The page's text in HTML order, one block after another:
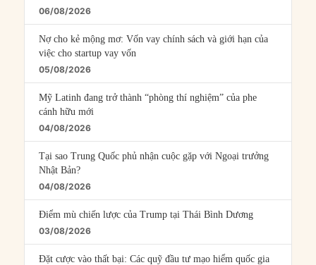
06/08/2026
Nợ cho kẻ mộng mơ: Vốn vay chính sách và giới hạn của
việc cho startup vay vốn
05/08/2026
Mỹ Latinh đang trở thành “phòng thí nghiệm” của phe
cánh hữu mới
04/08/2026
Tại sao Trung Quốc phủ nhận cuộc gặp với Ngoại trưởng
Nhật Bản?
04/08/2026
Điểm mù chiến lược của Trump tại Thái Bình Dương
03/08/2026
Đặt cược vào thất bại: Các quỹ đầu tư mạo hiểm quốc gia